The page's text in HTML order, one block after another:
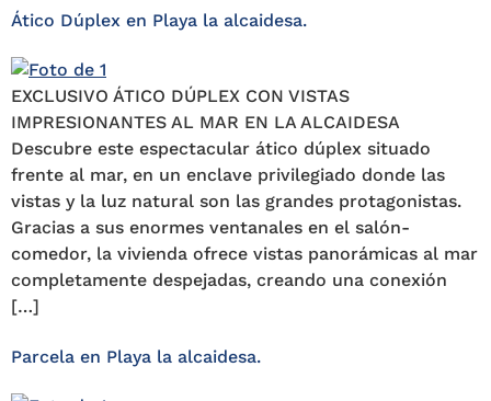
Ático Dúplex en Playa la alcaidesa.
EXCLUSIVO ÁTICO DÚPLEX CON VISTAS
IMPRESIONANTES AL MAR EN LA ALCAIDESA
Descubre este espectacular ático dúplex situado
frente al mar, en un enclave privilegiado donde las
vistas y la luz natural son las grandes protagonistas.
Gracias a sus enormes ventanales en el salón-
comedor, la vivienda ofrece vistas panorámicas al mar
completamente despejadas, creando una conexión
[…]
Parcela en Playa la alcaidesa.